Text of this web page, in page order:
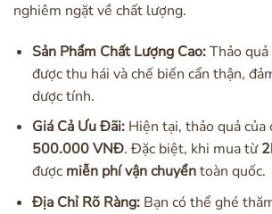
nghiêm ngặt về chất lượng.
Sản Phẩm Chất Lượng Cao:Thảo quả
được thu hái và chế biến cẩn thận,
dược tính.
Giá Cả Ưu Đãi:Hiện tại, thảo quả của
500.000 VNĐ. Đặc biệt, khi mua từ
được miễn phí vận chuyểntoàn quốc.
Địa Chỉ Rõ Ràng:Bạn có thể ghé